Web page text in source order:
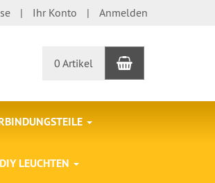
Ihr Konto Anmelden
0 Artikel Warenkorb
DIY LEUCHTEN